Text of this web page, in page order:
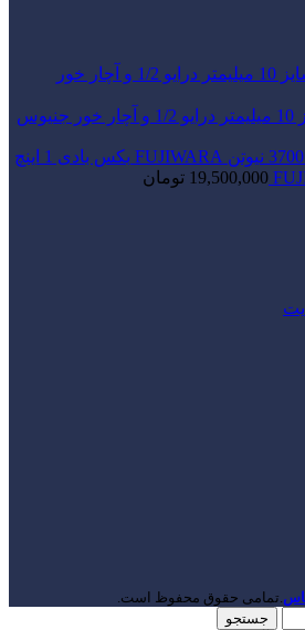
بکس رزوه گیر سایز 10 میلیمتر درایو 1/2 و آچار خور جنیوس
بکس بادی 1 اینچ
19,500,000 تومان
.تمامی حقوق محفوظ است.
جستجو